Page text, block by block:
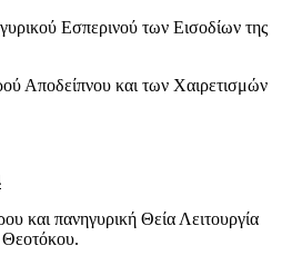
Εσπερινού των Εισοδίων της
Αποδείπνου και των Χαιρετισμών
και πανηγυρική Θεία Λειτουργία
Θεοτόκου.